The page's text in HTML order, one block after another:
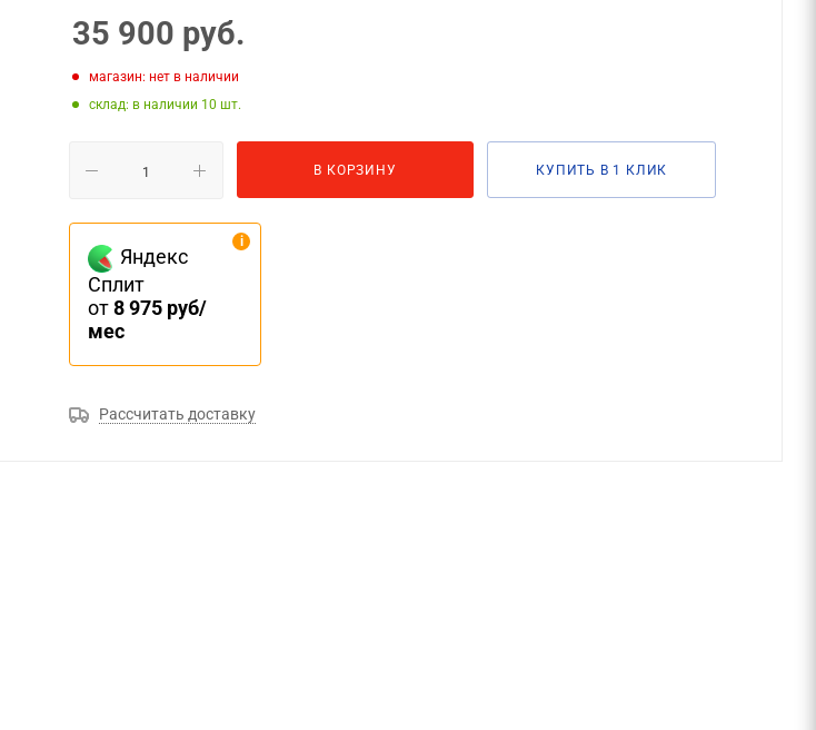
35 900 руб.
Магазин: нет в наличии
Склад: в наличии 10
В КОРЗИНУ КУПИТЬ В 1 КЛИК
Яндекс
Сплит
от8 975 руб/
мес
Рассчитать доставку